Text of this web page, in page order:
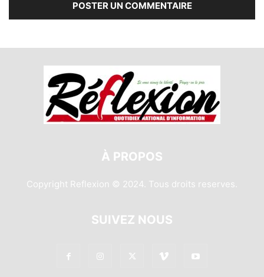
À PROPOS
Copyright Reflexion © 2024. Tous droits reserves.
SUIVEZ NOUS